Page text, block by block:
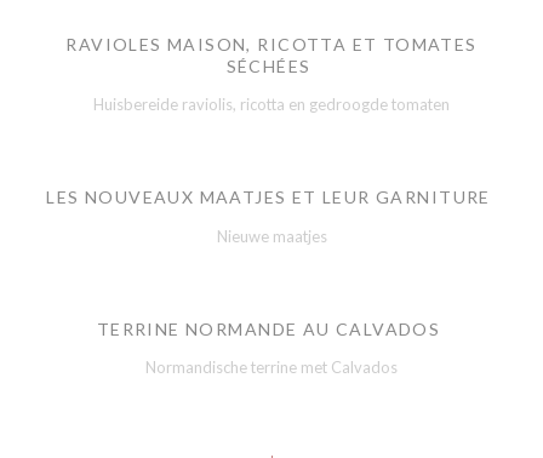
RAVIOLES MAISON, RICOTTA ET TOMATES
SÉCHÉES
Huisbereide raviolis, ricotta en gedroogde tomaten
LES NOUVEAUX MAATJES ET LEUR GARNITURE
Nieuwe maatjes
TERRINE NORMANDE AU CALVADOS
Normandische terrine met Calvados